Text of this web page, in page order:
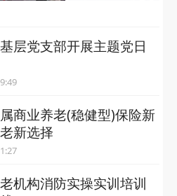
层党支部开展主题党日
09:49
商业养老(稳健型)保险新
新选择
11:27
机构消防实操实训培训